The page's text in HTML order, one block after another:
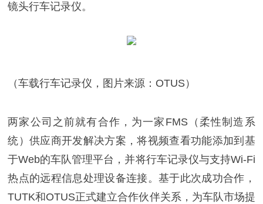
镜头行车记录仪。
（车载行车记录仪，图片来源：OTUS）
两家公司之前就有合作，为一家FMS（柔性制造系
统）供应商开发解决方案，将视频查看功能添加到基
于Web的车队管理平台，并将行车记录仪与支持Wi-Fi
热点的远程信息处理设备连接。基于此次成功合作，
TUTK和OTUS正式建立合作伙伴关系，为车队市场提